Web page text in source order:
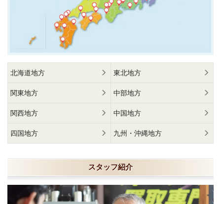
北海道地方 東北地方
関東地方 中部地方
関西地方 中国地方
四国地方 九州・沖縄地方
スタッフ紹介